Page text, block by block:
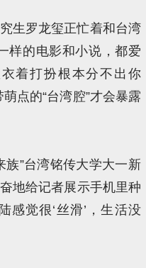
生罗龙玺正忙着和台湾
样的电影和小说，都爱
着打扮根本分不出你
点的“台湾腔”才会暴露
族”台湾铭传大学大一新
地给记者展示手机里种
感觉很‘丝滑’，生活没